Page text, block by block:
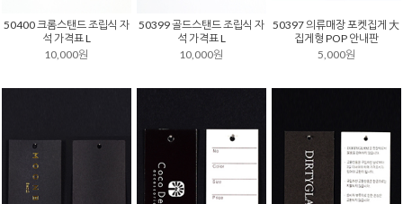
50400 크롬스탠드 조립식 자
석 가격표 L
10,000원
50399 골드스탠드 조립식 자
석 가격표 L
10,000원
50397 의류매장 포켓집게 大
집게형 POP 안내판
5,000원